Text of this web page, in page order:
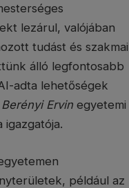
lezárul, valójában
tudást és szakmai
álló legfontosabb
adta lehetőségek
Berényi Ervin egyetemi
igazgatója.
például az